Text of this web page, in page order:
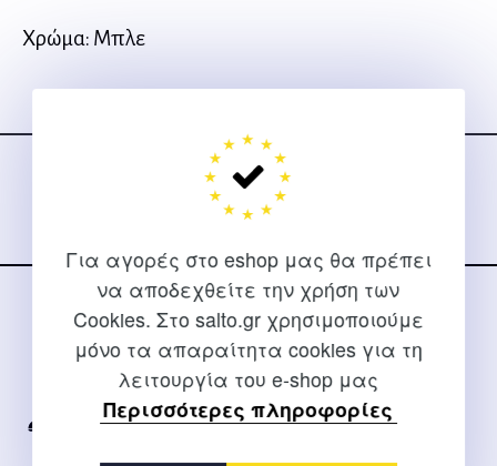
Για αγορές στο eshop μας θα πρέπει
να αποδεχθείτε την χρήση των
Cookies. Στο salto.gr χρησιμοποιούμε
μόνο τα απαραίτητα cookies για τη
λειτουργία του e-shop μας
Περισσότερες πληροφορίες
Χρώμα: Μπλε
στα social media
ΕΠΙΚΟΙΝΩΝΊΑ
Για διευκρινίσεις και υποστήριξη παραγγελιών μέσω του